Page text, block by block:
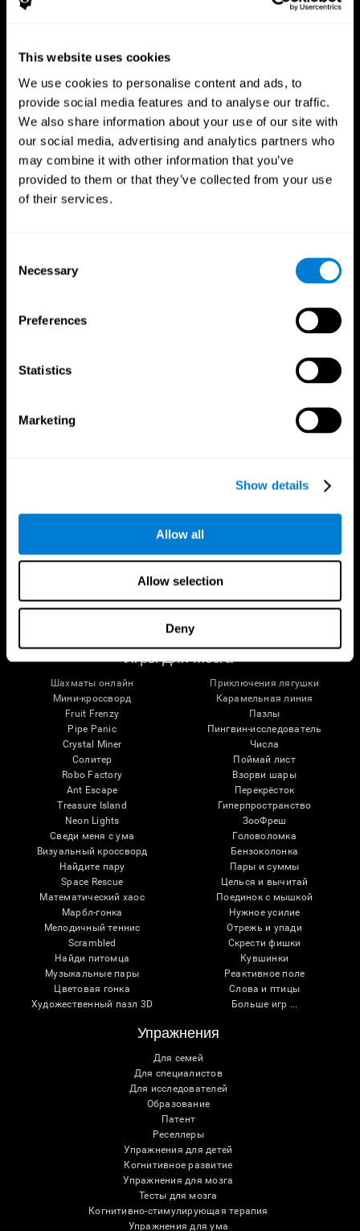
This website uses cookies
We use cookies to personalise content and ads, to
provide social media features and to analyse our traffic.
We also share information about your use of our site with
our social media, advertising and analytics partners who
may combine it with other information that you’ve
provided to them or that they’ve collected from your use
of their services.
Selection
Necessary
Preferences
Statistics
Marketing
Show details
Allow all
Allow selection
Deny
Приложение CogniFit
Человеческий мозг
Мозг и разум
Интеллектуальная инвалидность
Функции мозга
Память
Валидация цифровой терапии
Компьютерные игры
Здоровые пожилые люди (iTV)
Таксономия SG4D
Игры Для Мозга
Шахматы онлайн
Мини-кроссворд
Fruit Frenzy
Pipe Panic
Crystal Miner
Солитер
Robo Factory
Ant Escape
Treasure Island
Neon Lights
Сведи меня с ума
Визуальный кроссворд
Найдите пару
Space Rescue
Математический хаос
Марбл-гонка
Мелодичный теннис
Scrambled
Найди питомца
Музыкальные пары
Цветовая гонка
Художественный пазл 3D
Приключения лягушки
Карамельная линия
Пазлы
Пингвин-исследователь
Числа
Поймай лист
Взорви шары
Перекрёсток
Гиперпространство
ЗооФреш
Головоломка
Бензоколонка
Пары и суммы
Целься и вычитай
Поединок с мышкой
Нужное усилие
Отрежь и упади
Скрести фишки
Кувшинки
Реактивное поле
Слова и птицы
Больше игр ...
Упражнения
Для семей
Для специалистов
Для исследователей
Образование
Патент
Реселлеры
Упражнения для детей
Когнитивное развитие
Упражнения для мозга
Тесты для мозга
Когнитивно-стимулирующая терапия
Упражнения для ума